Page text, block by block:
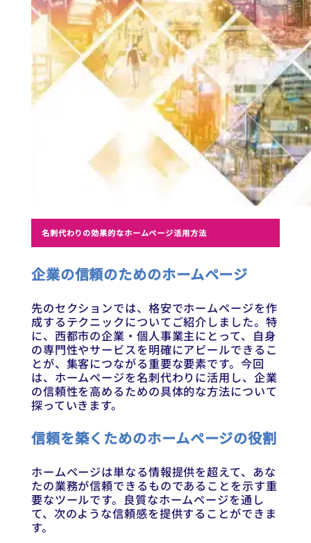
名刺代わりの効果的なホームページ活用方法
企業の信頼のためのホームページ
先のセクションでは、格安でホームページを作
成するテクニックについてご紹介しました。特
に、西都市の企業・個人事業主にとって、自身
の専門性やサービスを明確にアピールできるこ
とが、集客につながる重要な要素です。今回
は、ホームページを名刺代わりに活用し、企業
の信頼性を高めるための具体的な方法について
探っていきます。
信頼を築くためのホームページの役割
ホームページは単なる情報提供を超えて、あな
たの業務が信頼できるものであることを示す重
要なツールです。良質なホームページを通し
て、次のような信頼感を提供することができま
す。